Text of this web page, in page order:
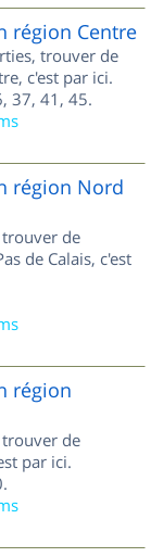
région Centre
trouver de
c'est par ici.
37, 41, 45.
région Nord
de
de Calais, c'est
région
de
par ici.